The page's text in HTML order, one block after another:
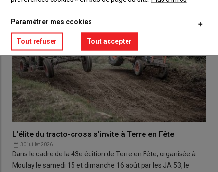
L'élite du tracto-cross s'invite à Terre en Fête
30 juillet 2026
Dans le cadre de la 43e édition de Terre en Fête, organisée à
Moulay le samedi 15 et dimanche 16 août par les JA 53, le
Paramétrer mes cookies
Tout refuser Tout accepter